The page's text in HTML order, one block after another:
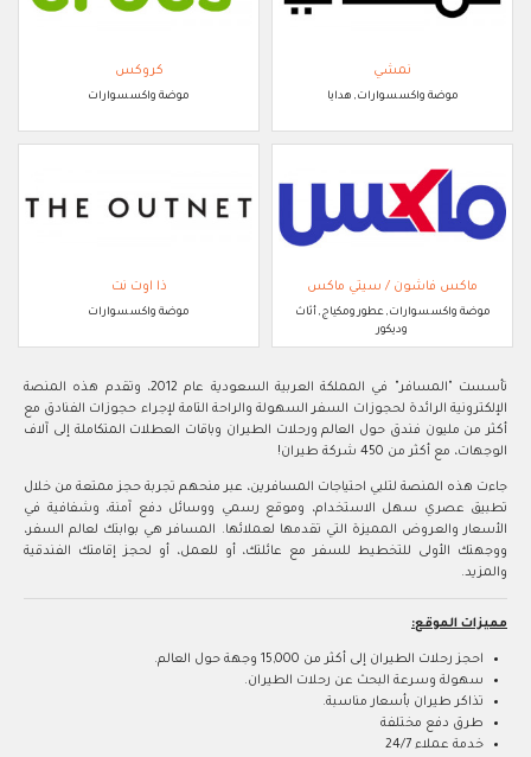
نمشي
موضة واكسسوارات, هدايا
كروكس
موضة واكسسوارات
ماكس فاشون / سيتي ماكس
موضة واكسسوارات, عطور ومكياج, أثاث
وديكور
ذا اوت نت
موضة واكسسوارات
تأسست "المسافر" في المملكة العربية السعودية عام 2012، وتقدم هذه المنصة
الإلكترونية الرائدة لحجوزات السفر السهولة والراحة التامة لإجراء حجوزات الفنادق مع
أكثر من مليون فندق حول العالم ورحلات الطيران وباقات العطلات المتكاملة إلى آلاف
الوجهات، مع أكثر من 450 شركة طيران!
جاءت هذه المنصة لتلبي احتياجات المسافرين، عبر منحهم تجربة حجز ممتعة من خلال
تطبيق عصري سهل الاستخدام، وموقع رسمي ووسائل دفع آمنة، وشفافية في
الأسعار والعروض المميزة التي تقدمها لعملائها. المسافر هي بوابتك لعالم السفر،
ووجهتك الأولى للتخطيط للسفر مع عائلتك، أو للعمل، أو لحجز إقامتك الفندقية
والمزيد.
مميزات الموقع:
احجز رحلات الطيران إلى أكثر من 15,000 وجهة حول العالم.
سهولة وسرعة البحث عن رحلات الطيران.
تذاكر طيران بأسعار مناسبة.
طرق دفع مختلفة
خدمة عملاء 24/7